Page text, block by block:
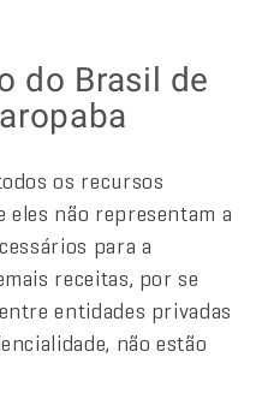
do Brasil de
os recursos
não representam a
para a
receitas, por se
entidades privadas
não estão